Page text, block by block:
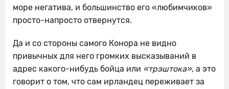
море негатива, и большинство его «любимчиков»
просто-напросто отвернутся.
Да и со стороны самого Конора не видно
привычных для него громких высказываний в
адрес какого-нибудь бойца или «трэштока», а это
говорит о том, что сам ирландец переживает за